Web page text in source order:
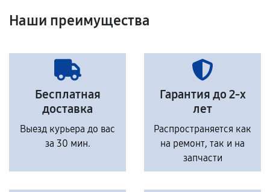
Наши преимущества
Бесплатная
доставка
Выезд курьера до вас
за 30 мин.
Гарантия до 2-х
лет
Распространяется как
на ремонт, так и на
запчасти